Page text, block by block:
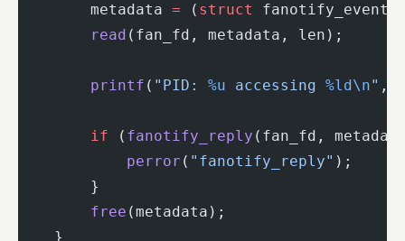
        metadata
= ( struct
        read
(fan_fd, metadata, len);
        printf
( "PID: %u accessing %ld\n" ,
        if
( fanotify_reply (fan_fd,
            perror
( "fanotify_reply" );
        }
        free
(metadata);
    }